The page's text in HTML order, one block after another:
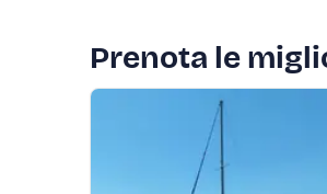
Prenota le